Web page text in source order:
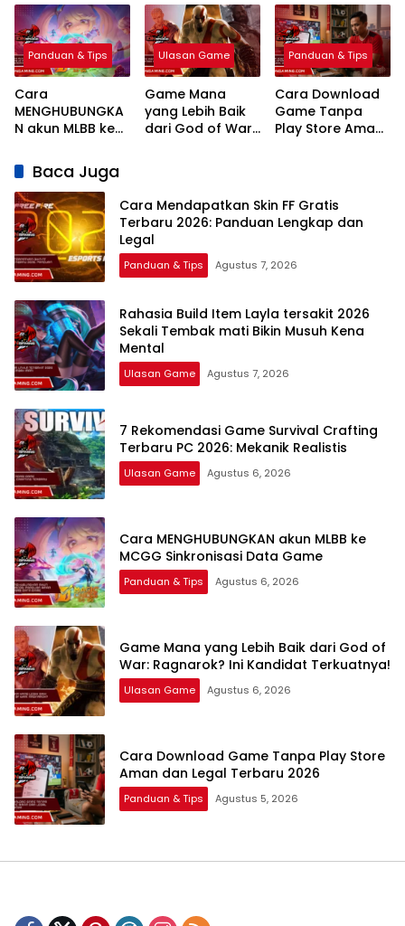
Panduan
Lengkap dan
Legal
mati Bikin Musuh
Kena Mental
Realistis
Panduan & Tips
Cara
MENGHUBUNGKA
N akun MLBB ke
Sinkronisasi Data
Game
Ulasan Game
Game Mana
yang Lebih Baik
dari God of War:
Panduan & Tips
Cara Download
Game Tanpa
Play Store Aman
Baca Juga
Cara Mendapatkan Skin FF Gratis
Terbaru 2026: Panduan Lengkap dan
Legal
Panduan & Tips Agustus 7, 2026
Rahasia Build Item Layla tersakit 2026
Sekali Tembak mati Bikin Musuh Kena
Mental
Ulasan Game Agustus 7, 2026
7 Rekomendasi Game Survival Crafting
Terbaru PC 2026: Mekanik Realistis
Ulasan Game Agustus 6, 2026
Cara MENGHUBUNGKAN akun MLBB ke
MCGG Sinkronisasi Data Game
Panduan & Tips Agustus 6, 2026
Game Mana yang Lebih Baik dari God of
War: Ragnarok? Ini Kandidat Terkuatnya!
Ulasan Game Agustus 6, 2026
Cara Download Game Tanpa Play Store
Aman dan Legal Terbaru 2026
Panduan & Tips Agustus 5, 2026